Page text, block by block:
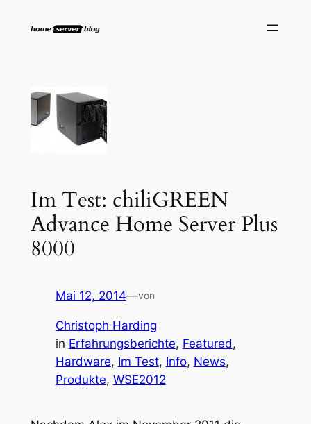
Inhalt
Im Test: chiliGREEN
Advance Home Server Plus
8000
Mai 12, 2014—von
Christoph Harding
in Erfahrungsberichte, Featured
Hardware, Im Test, Info, News
Produkte, WSE2012